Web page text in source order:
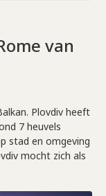
van
Plovdiv heeft
7 heuvels
stad en omgeving
mocht zich als